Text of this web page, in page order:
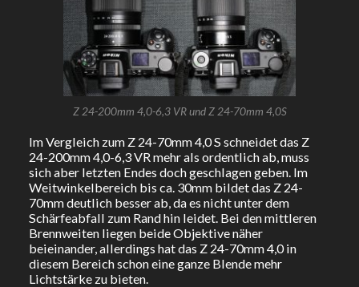
Z 24-200mm 4,0-6,3 VR und Z 24-70mm 4,0S
Im Vergleich zum Z 24-70mm 4,0 S schneidet das Z
24-200mm 4,0-6,3 VR mehr als ordentlich ab, muss
sich aber letzten Endes doch geschlagen geben. Im
Weitwinkelbereich bis ca. 30mm bildet das Z 24-
70mm deutlich besser ab, da es nicht unter dem
Schärfeabfall zum Rand hin leidet. Bei den mittleren
Brennweiten liegen beide Objektive näher
beieinander, allerdings hat das Z 24-70mm 4,0 in
diesem Bereich schon eine ganze Blende mehr
Lichtstärke zu bieten.